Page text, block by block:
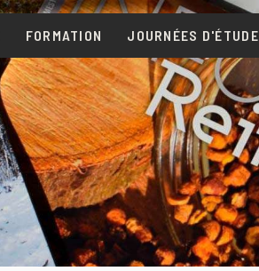
FORMATION JOURNÉES D'ÉTUDE